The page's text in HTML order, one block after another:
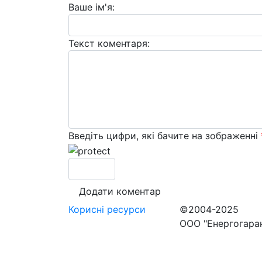
Ваше ім'я:
Текст коментаря:
Введіть цифри, які бачите на зображенні
Корисні ресурси
©2004-2025
ООО